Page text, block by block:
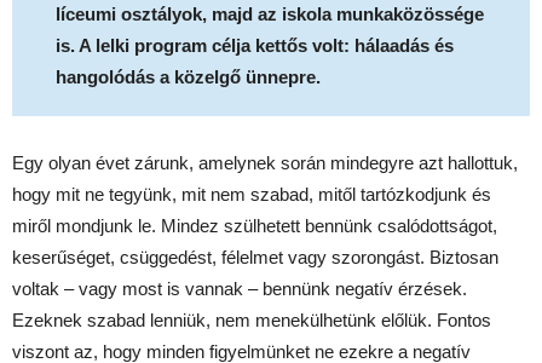
líceumi osztályok, majd az iskola munkaközössége
is. A lelki program célja kettős volt: hálaadás és
hangolódás a közelgő ünnepre.
Egy olyan évet zárunk, amelynek során mindegyre azt hallottuk,
hogy mit ne tegyünk, mit nem szabad, mitől tartózkodjunk és
miről mondjunk le. Mindez szülhetett bennünk csalódottságot,
keserűséget, csüggedést, félelmet vagy szorongást. Biztosan
voltak – vagy most is vannak – bennünk negatív érzések.
Ezeknek szabad lenniük, nem menekülhetünk előlük. Fontos
viszont az, hogy minden figyelmünket ne ezekre a negatív